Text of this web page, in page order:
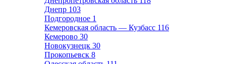
Днепр 103
Подгородное 1
Кемеровская область — Кузбасс 116
Кемерово 30
Новокузнецк 30
Прокопьевск 8